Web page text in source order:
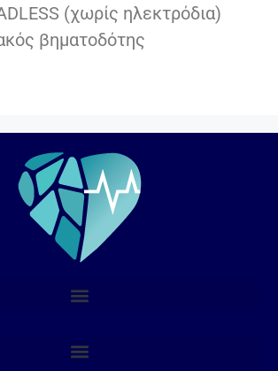
(χωρίς ηλεκτρόδια)
βηματοδότης